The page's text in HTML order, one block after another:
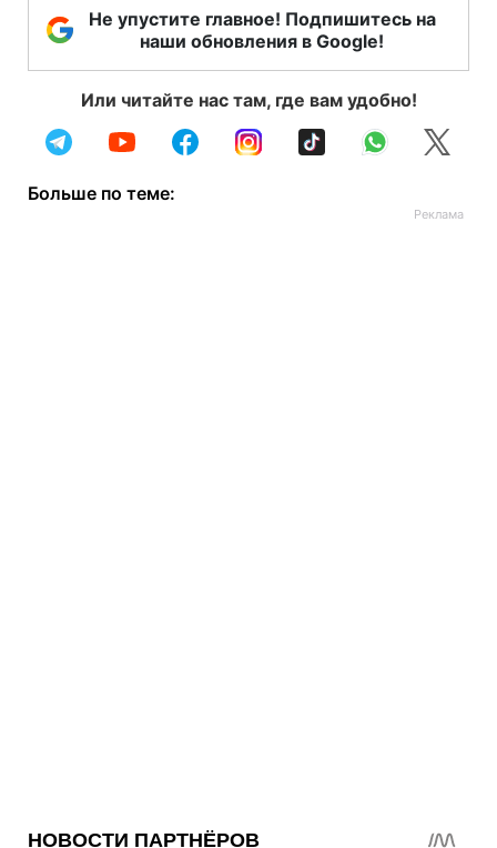
Не упустите главное! Подпишитесь на
наши обновления в Google!
Или читайте нас там, где вам удобно!
Больше по теме: